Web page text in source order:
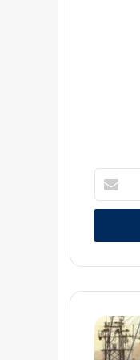
E
t
e
o
r
e
M
S